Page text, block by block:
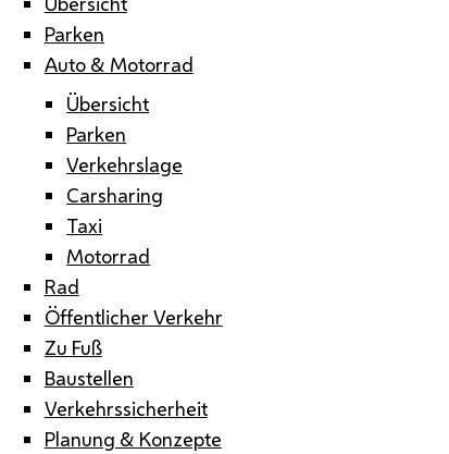
Parken
Auto & Motorrad
Übersicht
Parken
Verkehrslage
Carsharing
Taxi
Motorrad
Rad
Öffentlicher Verkehr
Zu Fuß
Baustellen
Verkehrssicherheit
Planung & Konzepte